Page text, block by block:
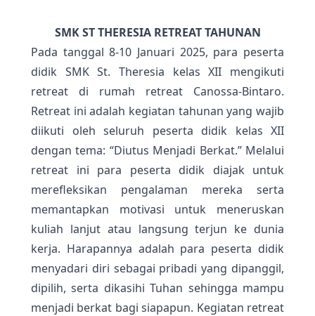
SMK ST THERESIA RETREAT TAHUNAN
Pada tanggal 8-10 Januari 2025, para peserta
didik SMK St. Theresia kelas XII mengikuti
retreat di rumah retreat Canossa-Bintaro.
Retreat ini adalah kegiatan tahunan yang wajib
diikuti oleh seluruh peserta didik kelas XII
dengan tema: “Diutus Menjadi Berkat.” Melalui
retreat ini para peserta didik diajak untuk
merefleksikan pengalaman mereka serta
memantapkan motivasi untuk meneruskan
kuliah lanjut atau langsung terjun ke dunia
kerja. Harapannya adalah para peserta didik
menyadari diri sebagai pribadi yang dipanggil,
dipilih, serta dikasihi Tuhan sehingga mampu
menjadi berkat bagi siapapun. Kegiatan retreat